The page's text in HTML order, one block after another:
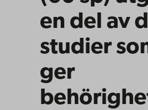
en del av
studier
ger